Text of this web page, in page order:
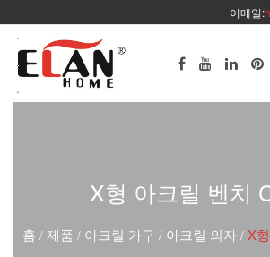
이메일:
X형 아크릴 벤치
홈 / 제품 / 아크릴 가구 / 아크릴 의자 / X